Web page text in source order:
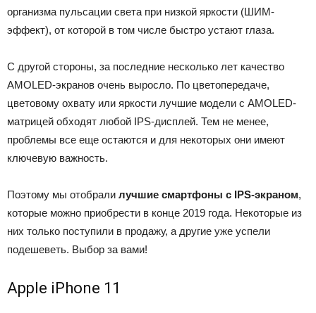
организма пульсации света при низкой яркости (ШИМ-
эффект), от которой в том числе быстро устают глаза.
С другой стороны, за последние несколько лет качество
AMOLED-экранов очень выросло. По цветопередаче,
цветовому охвату или яркости лучшие модели с AMOLED-
матрицей обходят любой IPS-дисплей. Тем не менее,
проблемы все еще остаются и для некоторых они имеют
ключевую важность.
Поэтому мы отобрали лучшие смартфоны с IPS-экраном,
которые можно приобрести в конце 2019 года. Некоторые из
них только поступили в продажу, а другие уже успели
подешеветь. Выбор за вами!
Apple iPhone 11